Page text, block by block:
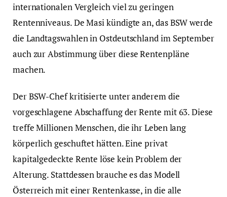
internationalen Vergleich viel zu geringen
Rentenniveaus. De Masi kündigte an, das BSW werde
die Landtagswahlen in Ostdeutschland im September
auch zur Abstimmung über diese Rentenpläne
machen.
Der BSW-Chef kritisierte unter anderem die
vorgeschlagene Abschaffung der Rente mit 63. Diese
treffe Millionen Menschen, die ihr Leben lang
körperlich geschuftet hätten. Eine privat
kapitalgedeckte Rente löse kein Problem der
Alterung. Stattdessen brauche es das Modell
Österreich mit einer Rentenkasse, in die alle